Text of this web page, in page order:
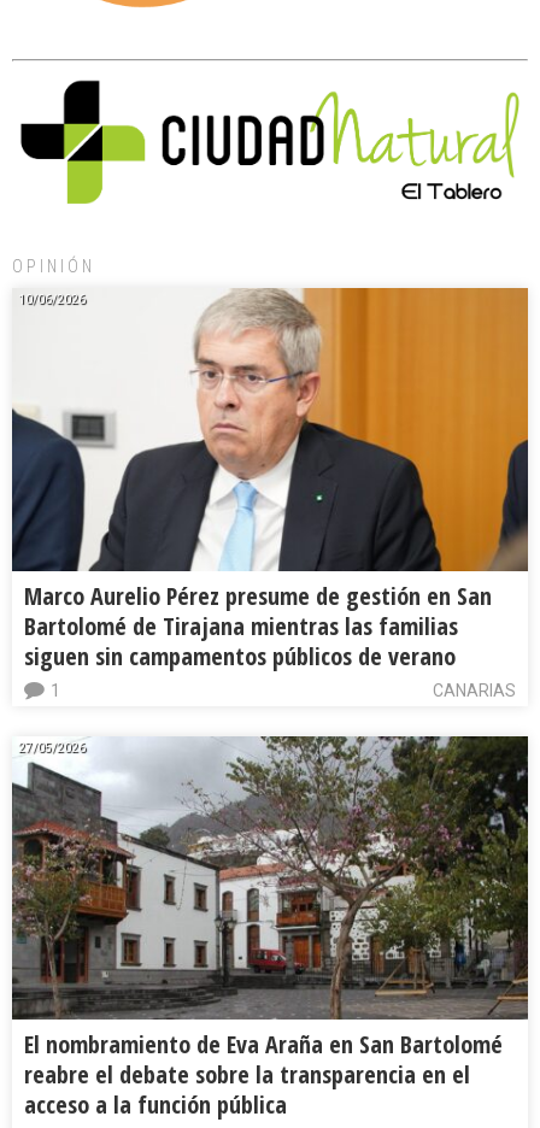
OPINIÓN
10/06/2026
Marco Aurelio Pérez presume de gestión en San
Bartolomé de Tirajana mientras las familias
siguen sin campamentos públicos de verano
CANARIAS
1
27/05/2026
El nombramiento de Eva Araña en San Bartolomé
reabre el debate sobre la transparencia en el
acceso a la función pública